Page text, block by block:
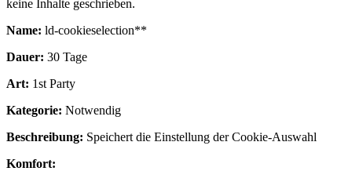
keine Inhalte geschrieben.
Name: ld-cookieselection**
Dauer: 30 Tage
Art: 1st Party
Kategorie: Notwendig
Beschreibung: Speichert die Einstellung der Cookie-Auswahl
Komfort: